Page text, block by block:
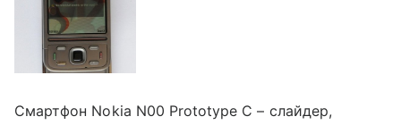
Смартфон Nokia N00 Prototype C – слайдер,